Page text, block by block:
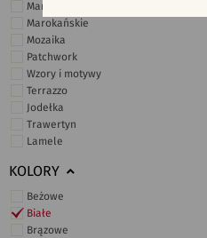
Marmur
Marokańskie
Mozaika
Patchwork
Wzory i motywy
Terrazzo
Jodełka
Trawertyn
Lamele
KOLORY
Beżowe
Białe
Brązowe